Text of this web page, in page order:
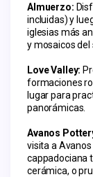
Almuerzo:
incluidas) y
iglesias más
y mosaicos del
Love Valley:
formaciones
lugar para
panorámicas.
Avanos
visita a
cappadociana
cerámica, o